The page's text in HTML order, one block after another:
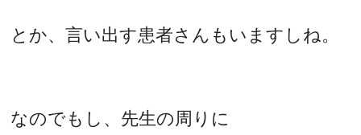
とか、言い出す患者さんもいますしね。
なのでもし、先生の周りに